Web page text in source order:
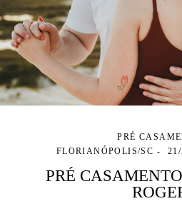
PRÉ
FLORIANÓPOLIS/SC
PRÉ